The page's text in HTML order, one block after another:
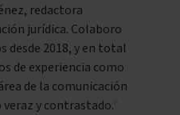
redactora
jurídica. Colaboro
desde 2018, y en total
de experiencia como
de la comunicación
y contrastado.